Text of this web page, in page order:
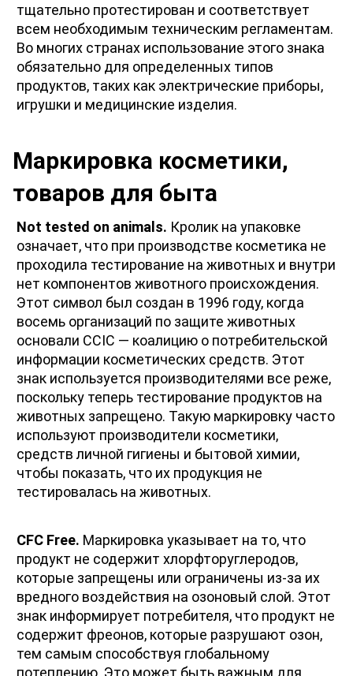
тщательно протестирован и соответствует
всем необходимым техническим регламентам.
Во многих странах использование этого знака
обязательно для определенных типов
продуктов, таких как электрические приборы,
игрушки и медицинские изделия.
Маркировка косметики,
товаров для быта
Not tested on animals. Кролик на упаковке
означает, что при производстве косметика не
проходила тестирование на животных и внутри
нет компонентов животного происхождения.
Этот символ был создан в 1996 году, когда
восемь организаций по защите животных
основали CCIC — коалицию о потребительской
информации косметических средств. Этот
знак используется производителями все реже,
поскольку теперь тестирование продуктов на
животных запрещено. Такую маркировку часто
используют производители косметики,
средств личной гигиены и бытовой химии,
чтобы показать, что их продукция не
тестировалась на животных.
CFC Free. Маркировка указывает на то, что
продукт не содержит хлорфторуглеродов,
которые запрещены или ограничены из-за их
вредного воздействия на озоновый слой. Этот
знак информирует потребителя, что продукт не
содержит фреонов, которые разрушают озон,
тем самым способствуя глобальному